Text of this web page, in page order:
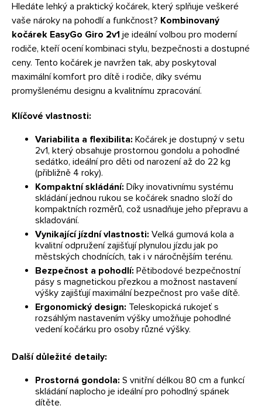
Hledáte lehký a praktický kočárek, který splňuje veškeré
vaše nároky na pohodlí a funkčnost? Kombinovaný
kočárek EasyGo Giro 2v1 je ideální volbou pro moderní
rodiče, kteří ocení kombinaci stylu, bezpečnosti a dostupné
ceny. Tento kočárek je navržen tak, aby poskytoval
maximální komfort pro dítě i rodiče, díky svému
promyšlenému designu a kvalitnímu zpracování.
Klíčové vlastnosti:
Variabilita a flexibilita: Kočárek je dostupný v setu
2v1, který obsahuje prostornou gondolu a pohodlné
sedátko, ideální pro děti od narození až do 22 kg
(přibližně 4 roky).
Kompaktní skládání: Díky inovativnímu systému
skládání jednou rukou se kočárek snadno složí do
kompaktních rozměrů, což usnadňuje jeho přepravu a
skladování.
Vynikající jízdní vlastnosti: Velká gumová kola a
kvalitní odpružení zajišťují plynulou jízdu jak po
městských chodnících, tak i v náročnějším terénu.
Bezpečnost a pohodlí: Pětibodové bezpečnostní
pásy s magnetickou přezkou a možnost nastavení
výšky zajišťují maximální bezpečnost pro vaše dítě.
Ergonomický design: Teleskopická rukojeť s
rozsáhlým nastavením výšky umožňuje pohodlné
vedení kočárku pro osoby různé výšky.
Další důležité detaily:
Prostorná gondola: S vnitřní délkou 80 cm a funkcí
skládání naplocho je ideální pro pohodlný spánek
dítěte.